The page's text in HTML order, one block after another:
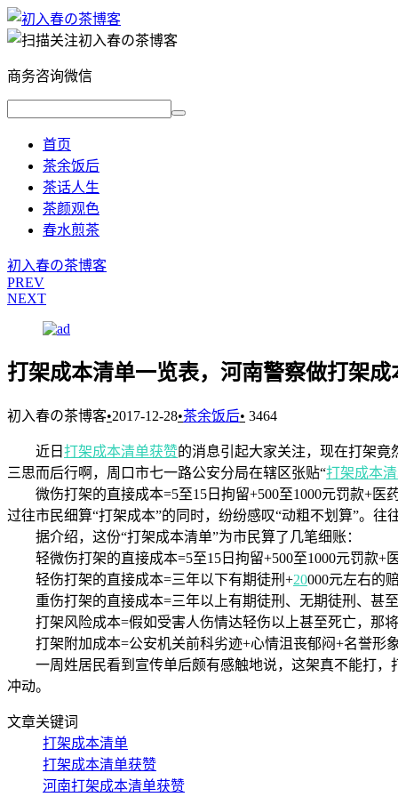
商务咨询微信
首页
茶余饭后
茶话人生
茶颜观色
春水煎茶
初入春の茶博客
PREV
NEXT
打架成本清单一览表，河南警察做打架成
初入春の茶博客•2017-12-28•茶余饭后• 3464
近日 打架成本清单获赞的消息引起大家关注，现在打架
三思而后行啊，周口市七一路公安分局在辖区张贴“打架成本
微伤打架的直接成本=5至15日拘留+500至1000元罚款+医
过往市民细算“打架成本”的同时，纷纷感叹“动粗不划算”。
据介绍，这份“打架成本清单”为市民算了几笔细账：
轻微伤打架的直接成本=5至15日拘留+500至1000元罚款+
轻伤打架的直接成本=三年以下有期徒刑+20000元左右的
重伤打架的直接成本=三年以上有期徒刑、无期徒刑、甚
打架风险成本=假如受害人伤情达轻伤以上甚至死亡，那
打架附加成本=公安机关前科劣迹+心情沮丧郁闷+名誉形
一周姓居民看到宣传单后颇有感触地说，这架真不能打，
冲动。
文章关键词
打架成本清单
打架成本清单获赞
河南打架成本清单获赞